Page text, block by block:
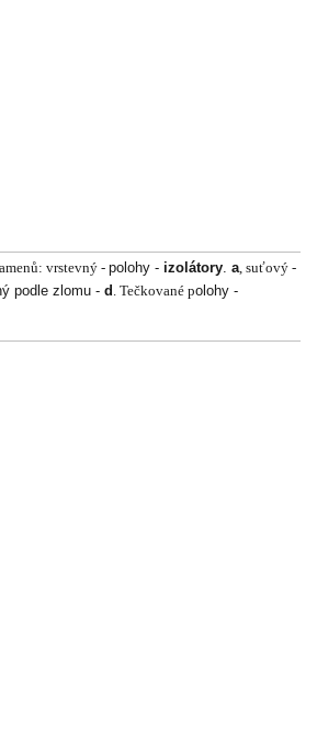
vrstevný - polohy - izolátory. a, suťový -
podle zlomu - d . Tečkované polohy -